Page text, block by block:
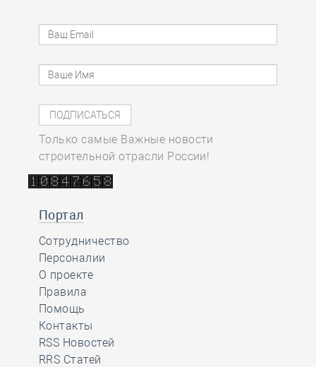
Только самые Важные новости
строительной отрасли России!
Портал
Сотрудничество
Персоналии
О проекте
Правила
Помощь
Контакты
RSS Новостей
RRS Статей